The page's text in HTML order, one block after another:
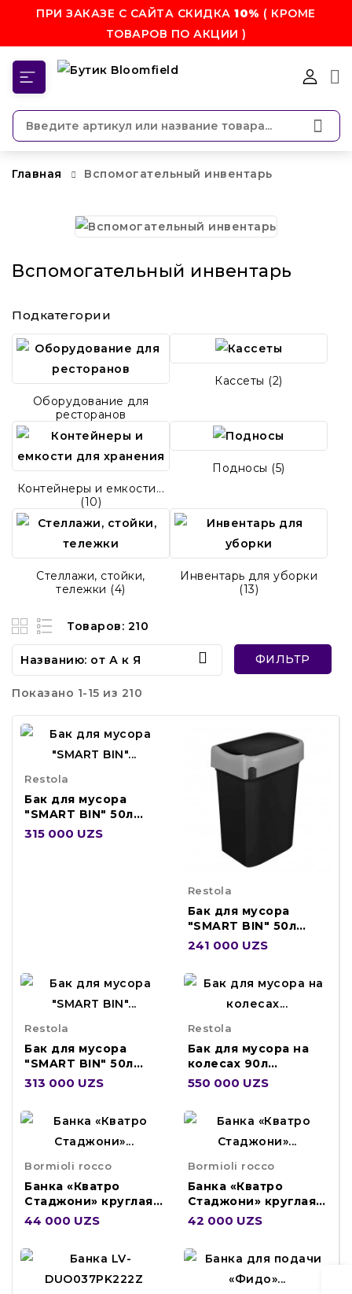
ПРИ ЗАКАЗЕ С САЙТА СКИДКА10% ( КРОМЕ
ТОВАРОВ ПО АКЦИИ )
Главная Вспомогательный инвентарь
Вспомогательный инвентарь
Подкатегории
Оборудование для
ресторанов
Кассеты (2)
Контейнеры и емкости...
(10)
Подносы (5)
Стеллажи, стойки,
тележки (4)
Инвентарь для уборки
(13)
Товаров: 210
Названию: от А к Я  ФИЛЬТР
Показано 1-15 из 210
Restola
Бак для мусора
"SMART BIN" 50л
(430x330x630мм), с
315 000 UZS
Restola
Бак для мусора
"SMART BIN" 50л
(430x330x630мм), с
241 000 UZS
Restola
Бак для мусора
"SMART BIN" 50л
434258109
313 000 UZS
Restola
Бак для мусора на
колесах 90л
52х42,5х85см
550 000 UZS
Bormioli rocco
Банка «Кватро
Стаджони» круглая
без крышки 200мл
44 000 UZS
Bormioli rocco
Банка «Кватро
Стаджони» круглая
без крышки 250мл
42 000 UZS